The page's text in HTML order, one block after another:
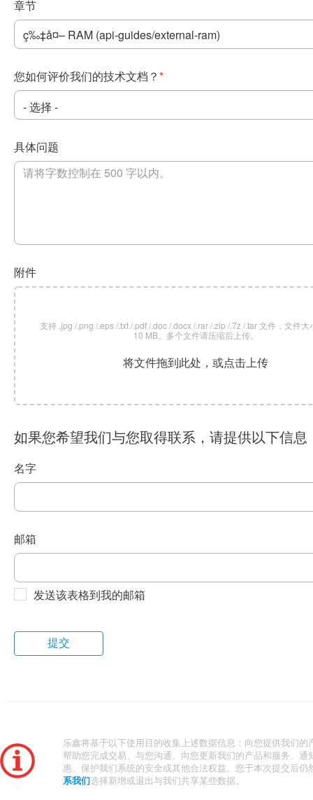
章节
您如何评价我们的技术文档？ *
具体问题
附件
支持 .jpg /.png /.eps /.txt /.pdf /.doc /.docx /.rar /.zip /.7z /.tar 文件，文件大
10 MB。多个文件请压缩后上传。
将文件拖到此处，或点击上传
如果您希望我们与您取得联系，请提供以下信息
名字
邮箱
发送该表格到我的邮箱
乐鑫将基于以下使用目的收集上述数据信息：向您提供我们的
帮助您完成交易、与您沟通、向您更新我们的产品和服务、通
惠、保护我们系统的安全或其他合法权益。您于本次提交后仍
系我们 选择新增或退出与我们共享某些数据。